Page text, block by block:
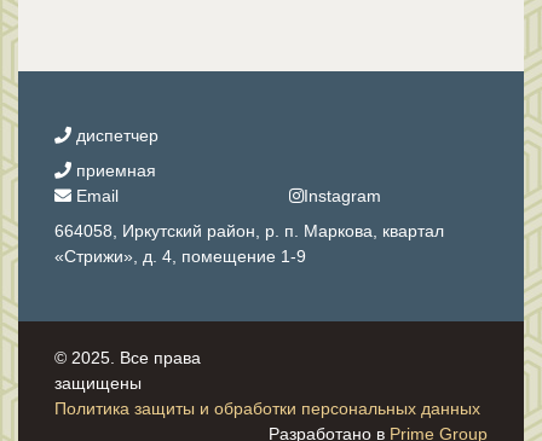
диспетчер
приемная
Email
Instagram
664058, Иркутский район, р. п. Маркова, квартал
«Стрижи», д. 4, помещение 1-9
© 2025. Все права
защищены
Политика защиты и обработки персональных данных
Разработано в Prime Group